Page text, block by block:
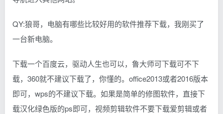
QY:狼哥，电脑有哪些比较好用的软件推荐下载，我刚买了
一台新电脑。
下载一个百度云，驱动人生也可以，鲁大师可下载可不下
载，360就不建议下载了，你懂的。office2013或者2016版本
即可，wps的不建议下载。如果是简单的修图软件，直接下
载汉化绿色版的ps即可，视频剪辑软件不要下载爱剪辑或者